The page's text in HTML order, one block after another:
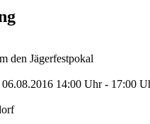
den Jägerfestpokal
14:00 Uhr - 17:00